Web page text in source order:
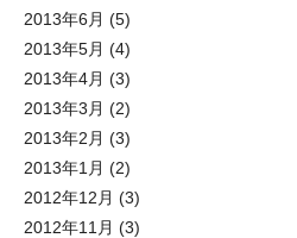
2013年6月 (5)
2013年5月 (4)
2013年4月 (3)
2013年3月 (2)
2013年2月 (3)
2013年1月 (2)
2012年12月 (3)
2012年11月 (3)